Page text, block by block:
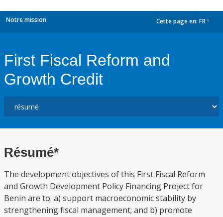
Notre mission Cette page en: FR
First Fiscal Reform and
Growth Credit
Résumé*
The development objectives of this First Fiscal Reform
and Growth Development Policy Financing Project for
Benin are to: a) support macroeconomic stability by
strengthening fiscal management; and b) promote